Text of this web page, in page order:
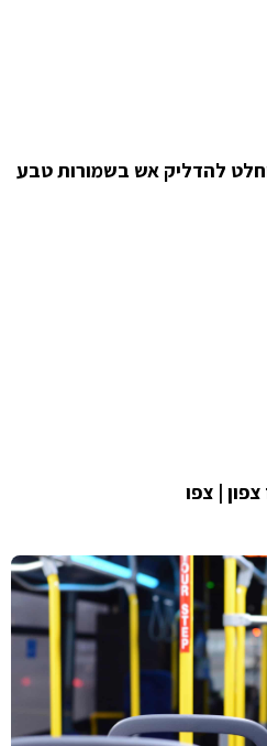
להדליק אש בשמורות טבע
| צפו